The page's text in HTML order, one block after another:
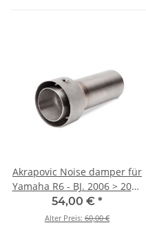
Akrapovic Noise damper für
Yamaha R6 - BJ. 2006 > 2026
(V-TUV158)
54,00 € *
Alter Preis: 60,00 €